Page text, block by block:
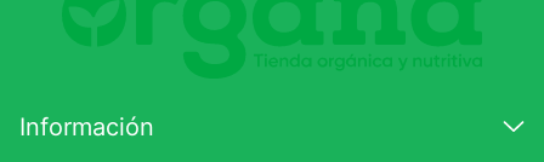
Califique el producto de 1 a 5 estrellas
★★★
Información